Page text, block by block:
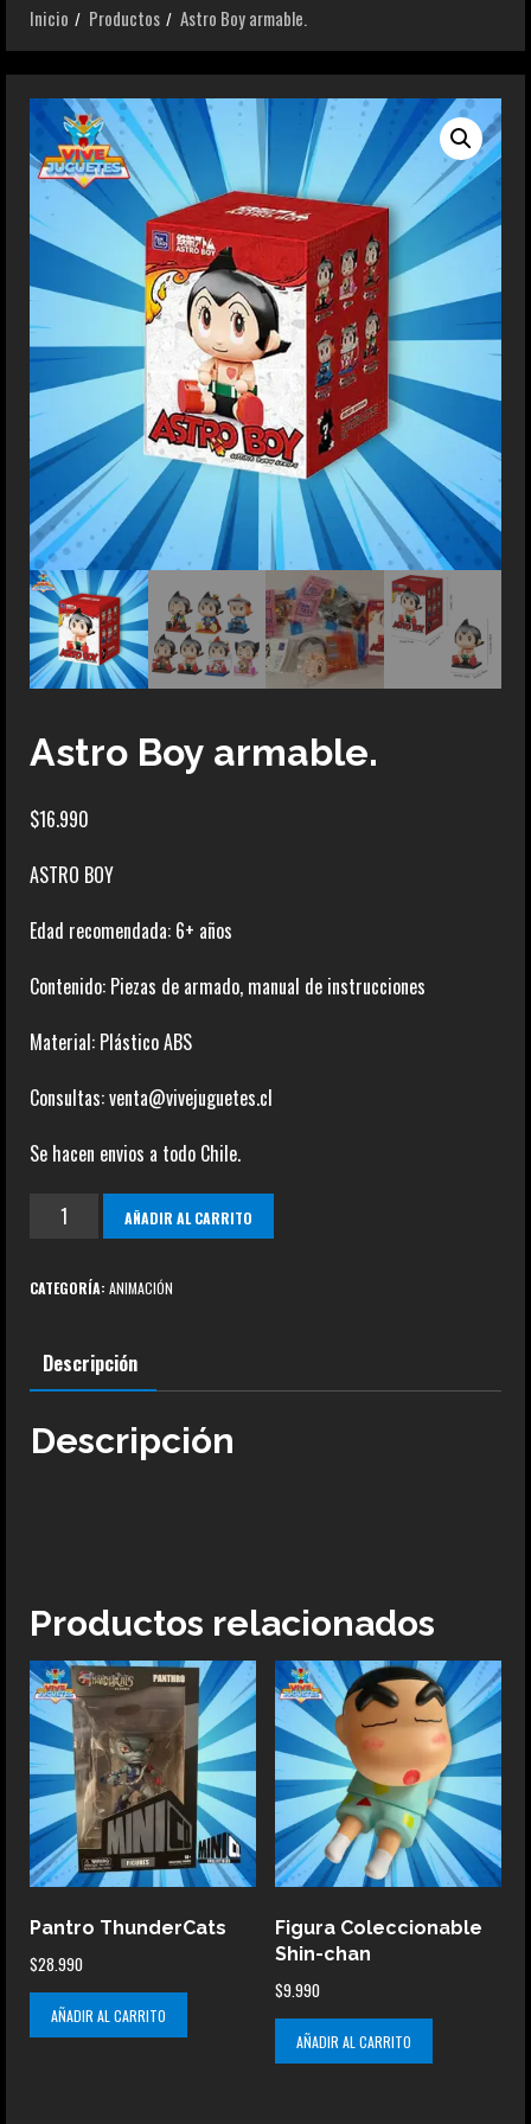
Inicio
Productos Astro Boy armable.
Astro Boy armable.
$16.990
ASTRO BOY
Edad recomendada: 6+ años
Contenido: Piezas de armado, manual de instrucciones
Material: Plástico ABS
Consultas: venta@vivejuguetes.cl
Se hacen envios a todo Chile.
Astro
armable.
cantidad
AÑADIR AL CARRITO
CATEGORÍA: ANIMACIÓN
Descripción
Descripción
Productos relacionados
Pantro ThunderCats
$28.990
AÑADIR AL CARRITO
Figura Coleccionable
Shin-chan
$9.990
AÑADIR AL CARRITO